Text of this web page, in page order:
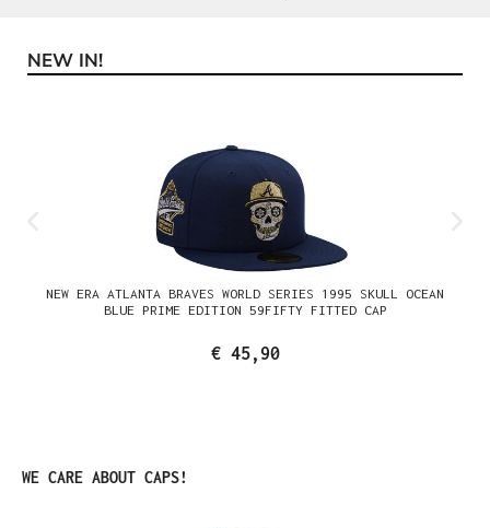
Productgalerij overslaan
NEW IN!
NEW ERA ATLANTA BRAVES WORLD SERIES 1995 SKULL OCEAN
BLUE PRIME EDITION 59FIFTY FITTED CAP
€ 45,90
Productgalerij overslaan
WE CARE ABOUT CAPS!